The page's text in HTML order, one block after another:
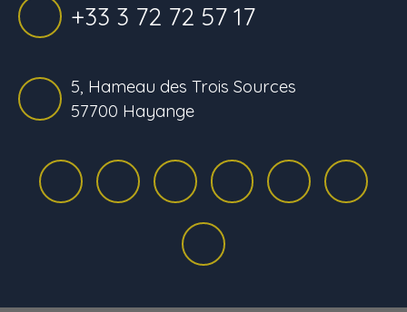
+33 3 72 72 57 17
5, Hameau des Trois Sources
57700 Hayange